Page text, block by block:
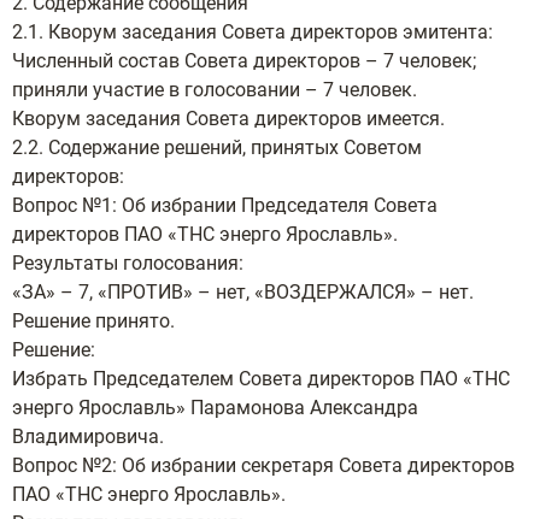
2.1. Кворум заседания Совета директоров эмитента:
Численный состав Совета директоров – 7 человек;
приняли участие в голосовании – 7 человек.
Кворум заседания Совета директоров имеется.
2.2. Содержание решений, принятых Советом
директоров:
Вопрос №1: Об избрании Председателя Совета
директоров ПАО «ТНС энерго Ярославль».
Результаты голосования:
«ЗА» – 7, «ПРОТИВ» – нет, «ВОЗДЕРЖАЛСЯ» – нет.
Решение принято.
Решение:
Избрать Председателем Совета директоров ПАО «ТНС
энерго Ярославль» Парамонова Александра
Владимировича.
Вопрос №2: Об избрании секретаря Совета директоров
ПАО «ТНС энерго Ярославль».